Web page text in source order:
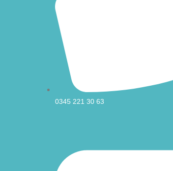
0345 221 30 63